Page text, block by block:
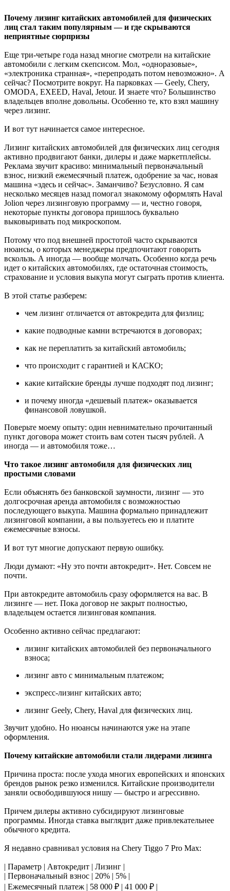
Почему лизинг китайских автомобилей для физических
лиц стал таким популярным — и где скрываются
неприятные сюрпризы
Еще три-четыре года назад многие смотрели на китайские
автомобили с легким скепсисом. Мол, «одноразовые»,
«электроника странная», «перепродать потом невозможно». А
сейчас? Посмотрите вокруг. На парковках — Geely, Chery,
OMODA, EXEED, Haval, Jetour. И знаете что? Большинство
владельцев вполне довольны. Особенно те, кто взял машину
через лизинг.
И вот тут начинается самое интересное.
Лизинг китайских автомобилей для физических лиц сегодня
активно продвигают банки, дилеры и даже маркетплейсы.
Реклама звучит красиво: минимальный первоначальный
взнос, низкий ежемесячный платеж, одобрение за час, новая
машина «здесь и сейчас». Заманчиво? Безусловно. Я сам
несколько месяцев назад помогал знакомому оформлять Haval
Jolion через лизинговую программу — и, честно говоря,
некоторые пункты договора пришлось буквально
выковыривать под микроскопом.
Потому что под внешней простотой часто скрываются
нюансы, о которых менеджеры предпочитают говорить
вскользь. А иногда — вообще молчать. Особенно когда речь
идет о китайских автомобилях, где остаточная стоимость,
страхование и условия выкупа могут сыграть против клиента.
В этой статье разберем:
чем лизинг отличается от автокредита для физлиц;
какие подводные камни встречаются в договорах;
как не переплатить за китайский автомобиль;
что происходит с гарантией и КАСКО;
какие китайские бренды лучше подходят под лизинг;
и почему иногда «дешевый платеж» оказывается
финансовой ловушкой.
Поверьте моему опыту: один невнимательно прочитанный
пункт договора может стоить вам сотен тысяч рублей. А
иногда — и автомобиля тоже…
Что такое лизинг автомобиля для физических лиц
простыми словами
Если объяснять без банковской заумности, лизинг — это
долгосрочная аренда автомобиля с возможностью
последующего выкупа. Машина формально принадлежит
лизинговой компании, а вы пользуетесь ею и платите
ежемесячные взносы.
И вот тут многие допускают первую ошибку.
Люди думают: «Ну это почти автокредит». Нет. Совсем не
почти.
При автокредите автомобиль сразу оформляется на вас. В
лизинге — нет. Пока договор не закрыт полностью,
владельцем остается лизинговая компания.
Особенно активно сейчас предлагают:
лизинг китайских автомобилей без первоначального
взноса;
лизинг авто с минимальным платежом;
экспресс-лизинг китайских авто;
лизинг Geely, Chery, Haval для физических лиц.
Звучит удобно. Но нюансы начинаются уже на этапе
оформления.
Почему китайские автомобили стали лидерами лизинга
Причина проста: после ухода многих европейских и японских
брендов рынок резко изменился. Китайские производители
заняли освободившуюся нишу — быстро и агрессивно.
Причем дилеры активно субсидируют лизинговые
программы. Иногда ставка выглядит даже привлекательнее
обычного кредита.
Я недавно сравнивал условия на Chery Tiggo 7 Pro Max:
| Параметр | Автокредит | Лизинг |
| Первоначальный взнос | 20% | 5% |
| Ежемесячный платеж | 58 000 ₽ | 41 000 ₽ |